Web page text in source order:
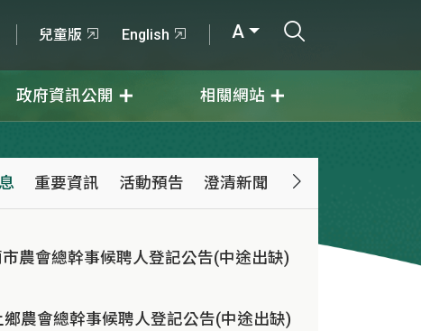
兒童版 English A
政府資訊公開 相關網站
重要資訊 活動預告 澄清新聞
農會總幹事候聘人登記公告(中途出缺)
鄉農會總幹事候聘人登記公告(中途出缺)